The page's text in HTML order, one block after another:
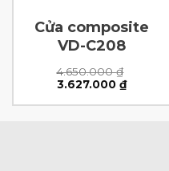
Cửa composite
VD-C208
4.650.000₫
Giá
là:
3.627.000 ₫Giá
tại